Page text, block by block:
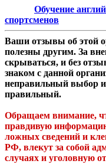
Обучение
спортсменов
Ваши отзывы об этой
полезны другим. За
скрываться, и без
знаком с данной
неправильный выбор
правильный.
Обращаем внимание,
правдивую
ложных сведений и
РФ, влекут за собой
случаях и уголовную